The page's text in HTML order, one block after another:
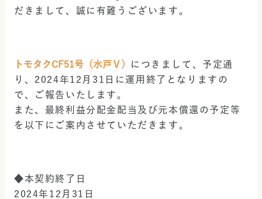
だきまして、誠に有難うございます。
トモタクCF51号（水戸Ⅴ）
につきまして、予定通
り、2024年12月31日に運用終了となりますの
で、ご報告いたします。
また、最終利益分配金配当及び元本償還の予定等
を以下にご案内させていただきます。
◆本契約終了日
2024年12月31日